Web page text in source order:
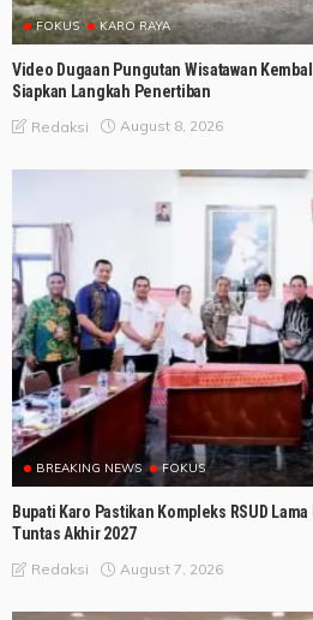
FOKUS KARO RAYA
Video Dugaan Pungutan Wisatawan
Siapkan Langkah Penertiban
Redaksi August 8, 2026
BREAKING NEWS FOKUS
Bupati Karo Pastikan Kompleks RSUD
Tuntas Akhir 2027
Redaksi August 7, 2026